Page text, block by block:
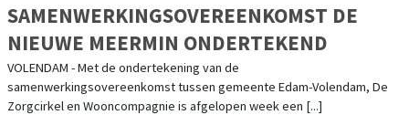
SAMENWERKINGSOVEREENKOMST DE
NIEUWE MEERMIN ONDERTEKEND
VOLENDAM - Met de ondertekening van de
samenwerkingsovereenkomst tussen gemeente Edam-Volendam, De
Zorgcirkel en Wooncompagnie is afgelopen week een [...]